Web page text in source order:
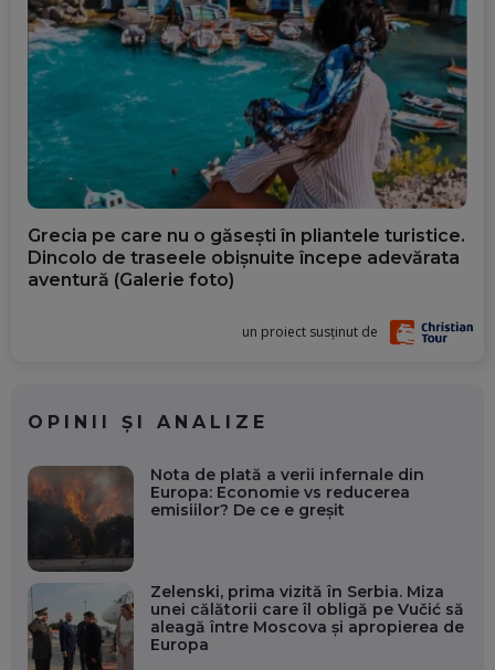
Grecia pe care nu o găsești în pliantele turistice.
Dincolo de traseele obișnuite începe adevărata
aventură (Galerie foto)
un proiect susținut de
OPINII ȘI ANALIZE
Nota de plată a verii infernale din
Europa: Economie vs reducerea
emisiilor? De ce e greșit
Zelenski, prima vizită în Serbia. Miza
unei călătorii care îl obligă pe Vučić să
aleagă între Moscova și apropierea de
Europa